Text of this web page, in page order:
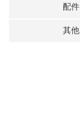
配件
其他